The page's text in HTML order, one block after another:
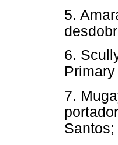
5.
6.
7.
Santos;